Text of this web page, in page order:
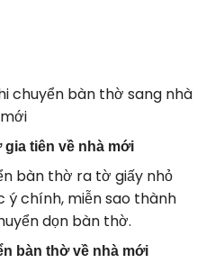
chuyển bàn thờ sang nhà
mới
tiên về nhà mới
bàn thờ ra tờ giấy nhỏ
ý chính, miễn sao thành
dọn bàn thờ.
bàn thờ về nhà mới